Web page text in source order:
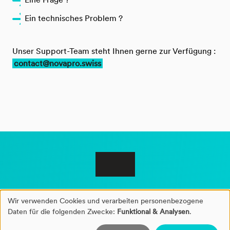
Ein technisches Problem ?
Unser Support-Team steht Ihnen gerne zur Verfügung :
contact@novapro.swiss
©2026 NovaPro®
Verwendung
Wir verwenden Cookies und verarbeiten personenbezogene
Daten für die folgenden Zwecke: Funktional & Analysen.